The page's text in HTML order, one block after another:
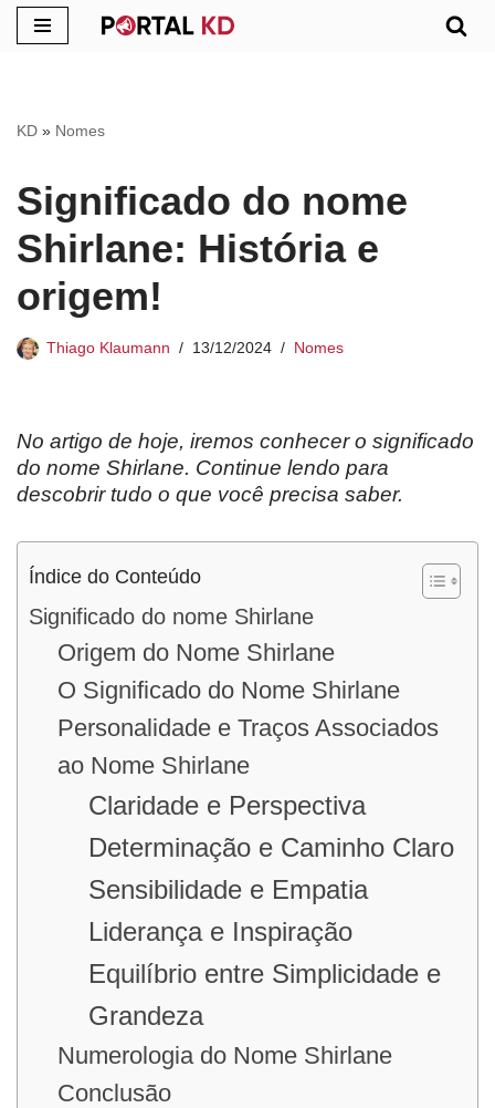
conteúdo
KD » Nomes
Significado do nome
Shirlane: História e
origem!
Thiago Klaumann 13/12/2024 Nomes
No artigo de hoje, iremos conhecer o significado
do nome Shirlane. Continue lendo para
descobrir tudo o que você precisa saber.
Índice do Conteúdo
Significado do nome Shirlane
Origem do Nome Shirlane
O Significado do Nome Shirlane
Personalidade e Traços Associados
ao Nome Shirlane
Claridade e Perspectiva
Determinação e Caminho Claro
Sensibilidade e Empatia
Liderança e Inspiração
Equilíbrio entre Simplicidade e
Grandeza
Numerologia do Nome Shirlane
Conclusão